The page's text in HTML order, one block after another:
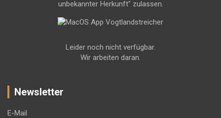
unbekannter Herkunft" zulassen.
Leider noch nicht verfügbar.
Wir arbeiten daran.
Newsletter
E-Mail